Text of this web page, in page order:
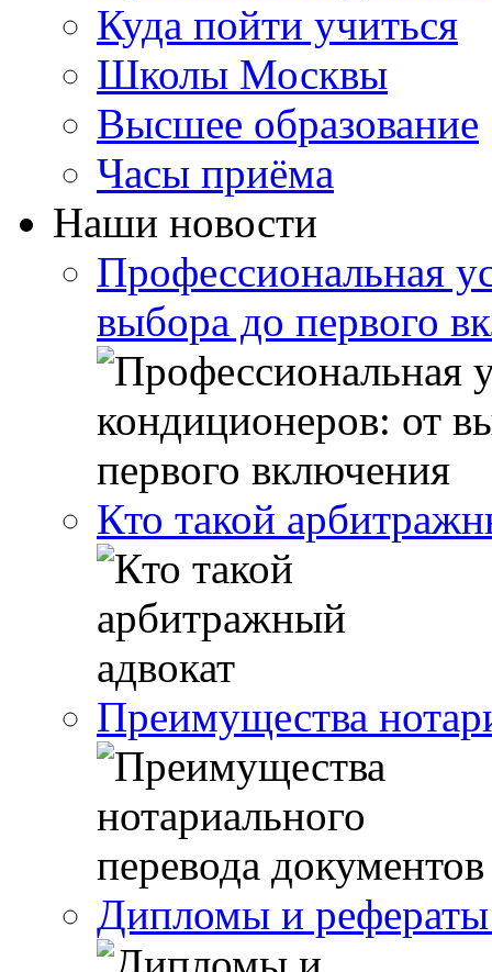
Куда пойти учиться
Школы Москвы
Высшее образование
Часы приёма
Наши новости
Профессиональная
выбора до первого
Кто такой
Преимущества
Дипломы и рефераты